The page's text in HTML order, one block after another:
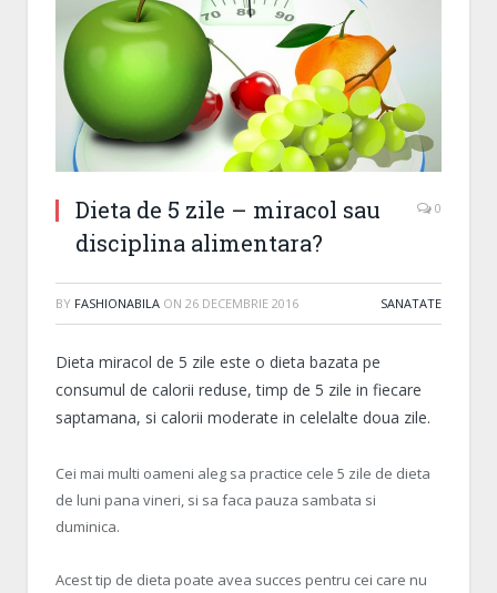
Dieta de 5 zile – miracol sau
disciplina alimentara?
0
BY FASHIONABILA ON 26 DECEMBRIE 2016 SANATATE
Dieta miracol de 5 zile este o dieta bazata pe
consumul de calorii reduse, timp de 5 zile in fiecare
saptamana, si calorii moderate in celelalte doua zile.
Cei mai multi oameni aleg sa practice cele 5 zile de dieta
de luni pana vineri, si sa faca pauza sambata si
duminica.
Acest tip de dieta poate avea succes pentru cei care nu